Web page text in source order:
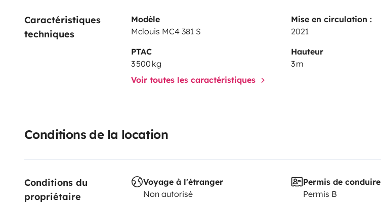
contact me for more information, see you soon!
Caractéristiques
techniques
Modèle
Mclouis MC4 381 S
Mise en circulation :
2021
PTAC
3 500 kg
Hauteur
3 m
Voir toutes les caractéristiques
Conditions de la location
Conditions du
propriétaire
Voyage à l'étranger
Non autorisé
Permis de conduire
Permis B